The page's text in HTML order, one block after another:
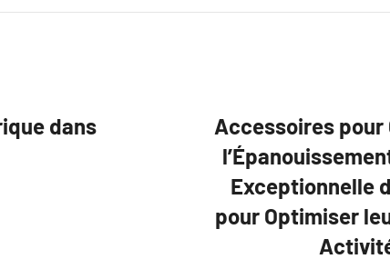
dans
Accessoires pour
Exceptionnelle
pour Optimiser